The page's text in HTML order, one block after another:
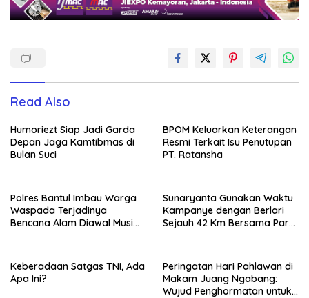
Read Also
Humoriezt Siap Jadi Garda
Depan Jaga Kamtibmas di
Bulan Suci
BPOM Keluarkan Keterangan
Resmi Terkait Isu Penutupan
PT. Ratansha
Polres Bantul Imbau Warga
Waspada Terjadinya
Bencana Alam Diawal Musim
Sunaryanta Gunakan Waktu
Kampanye dengan Berlari
Sejauh 42 Km Bersama Para
Keberadaan Satgas TNI, Ada
Apa Ini?
Peringatan Hari Pahlawan di
Makam Juang Ngabang:
Wujud Penghormatan untuk